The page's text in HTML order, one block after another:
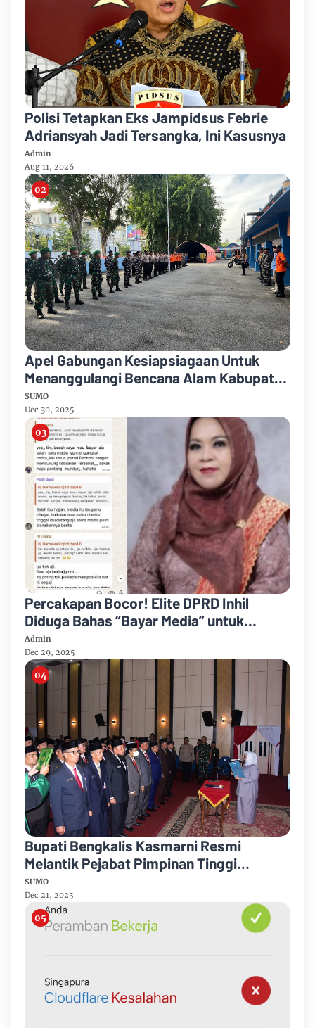
Polisi Tetapkan Eks Jampidsus Febrie
Adriansyah Jadi Tersangka, Ini Kasusnya
Admin
Aug 11, 2026
Apel Gabungan Kesiapsiagaan Untuk
Menanggulangi Bencana Alam Kabupaten
Bengkalis
SUMO
Dec 30, 2025
Percakapan Bocor! Elite DPRD Inhil
Diduga Bahas “Bayar Media” untuk
Dukung Kebijakan
Admin
Dec 29, 2025
Bupati Bengkalis Kasmarni Resmi
Melantik Pejabat Pimpinan Tinggi
Pratama
SUMO
Dec 21, 2025